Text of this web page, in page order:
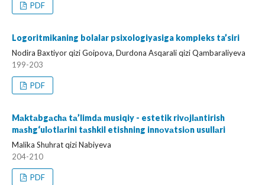
PDF
Logoritmikaning bolalar psixologiyasiga kompleks ta’siri
Nodira Baxtiyor qizi Goipova, Durdona Asqarali qizi Qambaraliyeva
199-203
PDF
Mаktаbgаchа tа’limdа musiqiy - estetik rivоjlаntirish
mаshg‘ulоtlаrini tаshkil etishning innоvаtsiоn usullаri
Malika Shuhrat qizi Nabiyeva
204-210
PDF